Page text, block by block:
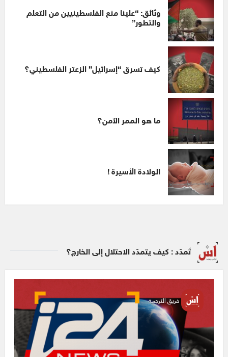
وثائق: “علينا منع الفلسطينيين من التعلم
والتطور”
كيف تسرق “إسرائيل” الزعتر الفلسطيني؟
ما هو الممر الآمن؟
الولادة الأسيرة !
تَمدّد : كيف يتمدّد الاحتلال إلى الخارج؟
فريق الترجمة